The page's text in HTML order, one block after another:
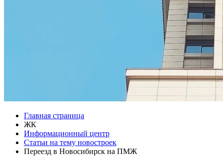
Главная страница
ЖК
Информационный центр
Статьи на тему новостроек
Переезд в Новосибирск на ПМЖ